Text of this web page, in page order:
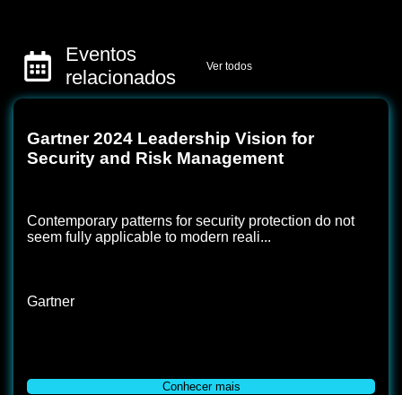
Eventos
relacionados
Ver todos
Gartner 2024 Leadership Vision for
Security and Risk Management
Contemporary patterns for security protection do not
seem fully applicable to modern reali...
Gartner
Conhecer mais